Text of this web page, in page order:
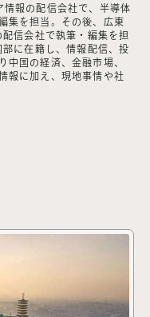
報の配信会社で、半導体
集を担当。その後、広東
信会社で執筆・編集を担
に在籍し、情報配信、投
中国の経済、金融市場、
報に加え、現地事情や社